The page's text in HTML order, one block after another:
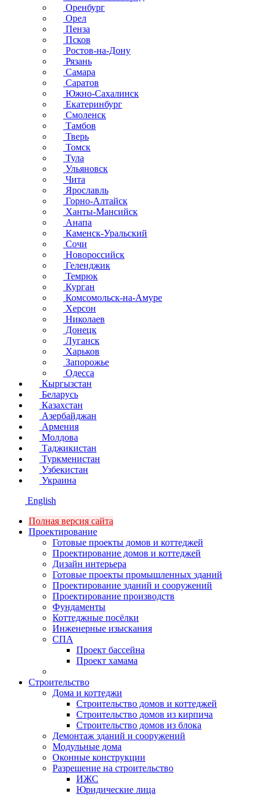
Оренбург
Орел
Пенза
Псков
Ростов-на-Дону
Рязань
Самара
Саратов
Южно-Сахалинск
Екатеринбург
Смоленск
Тамбов
Тверь
Томск
Тула
Ульяновск
Чита
Ярославль
Горно-Алтайск
Ханты-Мансийск
Анапа
Каменск-Уральский
Сочи
Новороссийск
Геленджик
Темрюк
Курган
Комсомольск-на-Амуре
Херсон
Николаев
Донецк
Луганск
Харьков
Запорожье
Одесса
Кыргызстан
Беларусь
Казахстан
Азербайджан
Армения
Молдова
Таджикистан
Туркменистан
Узбекистан
Украина
English
Полная версия сайта
Проектирование
Готовые проекты домов и коттеджей
Проектирование домов и коттеджей
Дизайн интерьера
Готовые проекты промышленных зданий
Проектирование зданий и сооружений
Проектирование производств
Фундаменты
Коттеджные посёлки
Инженерные изыскания
СПА
Проект бассейна
Проект хамама
Строительство
Дома и коттеджи
Строительство домов и коттеджей
Строительство домов из кирпича
Строительство домов из блока
Демонтаж зданий и сооружений
Модульные дома
Оконные конструкции
Разрешение на строительство
ИЖС
Юридические лица